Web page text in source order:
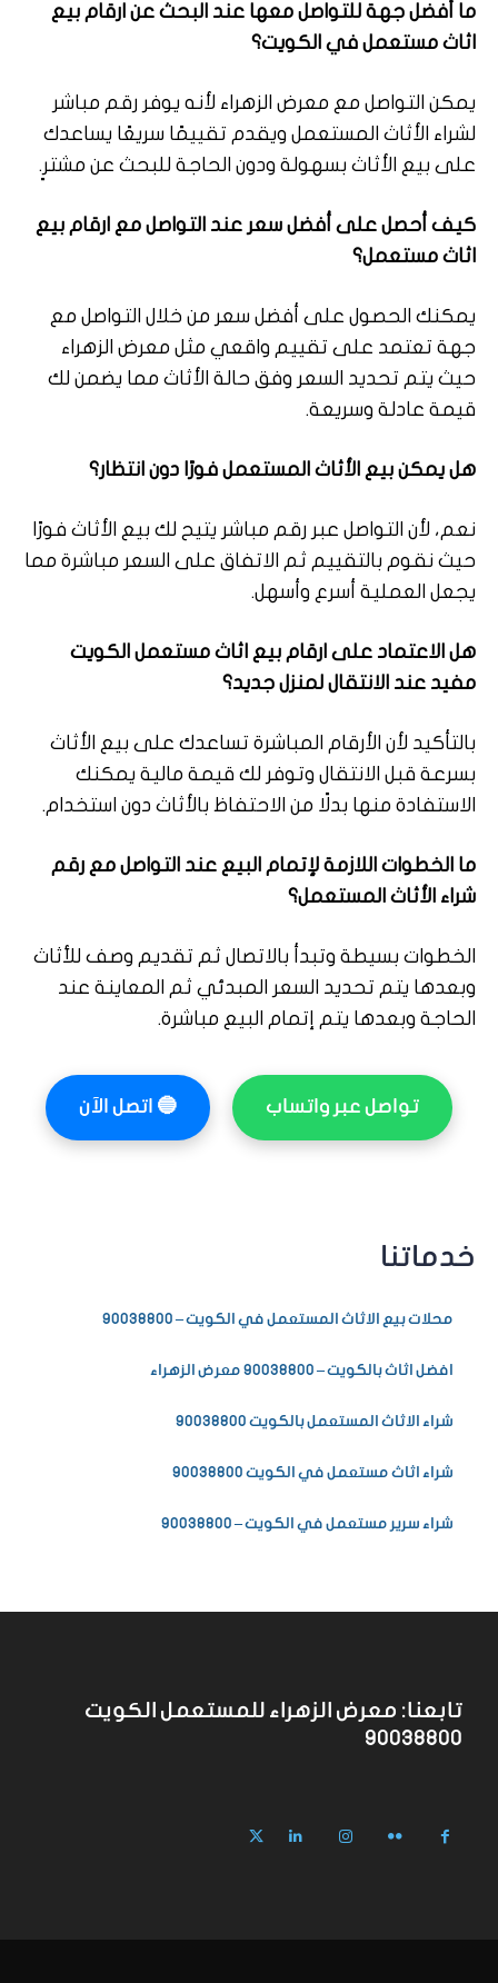
خدماتنا
محلات بيع الاثاث المستعمل في الكويت – 90038800
افضل اثاث بالكويت – 90038800 معرض الزهراء
شراء الاثاث المستعمل بالكويت 90038800
شراء اثاث مستعمل في الكويت 90038800
شراء سرير مستعمل في الكويت – 90038800
ما أفضل جهة للتواصل معها عند البحث عن ارقام بيع
اثاث مستعمل في الكويت؟
يمكن التواصل مع معرض الزهراء لأنه يوفر رقم مباشر
لشراء الأثاث المستعمل ويقدم تقييمًا سريعًا يساعدك
على بيع الأثاث بسهولة ودون الحاجة للبحث عن مشترٍ.
كيف أحصل على أفضل سعر عند التواصل مع ارقام بيع
اثاث مستعمل؟
يمكنك الحصول على أفضل سعر من خلال التواصل مع
جهة تعتمد على تقييم واقعي مثل معرض الزهراء
حيث يتم تحديد السعر وفق حالة الأثاث مما يضمن لك
قيمة عادلة وسريعة.
هل يمكن بيع الأثاث المستعمل فورًا دون انتظار؟
نعم، لأن التواصل عبر رقم مباشر يتيح لك بيع الأثاث فورًا
حيث نقوم بالتقييم ثم الاتفاق على السعر مباشرة مما
يجعل العملية أسرع وأسهل.
هل الاعتماد على ارقام بيع اثاث مستعمل الكويت
مفيد عند الانتقال لمنزل جديد؟
بالتأكيد لأن الأرقام المباشرة تساعدك على بيع الأثاث
بسرعة قبل الانتقال وتوفر لك قيمة مالية يمكنك
الاستفادة منها بدلًا من الاحتفاظ بالأثاث دون استخدام.
ما الخطوات اللازمة لإتمام البيع عند التواصل مع رقم
شراء الأثاث المستعمل؟
الخطوات بسيطة وتبدأ بالاتصال ثم تقديم وصف للأثاث
وبعدها يتم تحديد السعر المبدئي ثم المعاينة عند
الحاجة وبعدها يتم إتمام البيع مباشرة.
تواصل عبر واتساب 🔵 اتصل الآن
تابعنا: معرض الزهراء للمستعمل الكويت
90038800